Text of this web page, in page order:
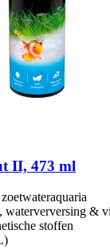
II, 473 ml
waterverversing &
stoffen